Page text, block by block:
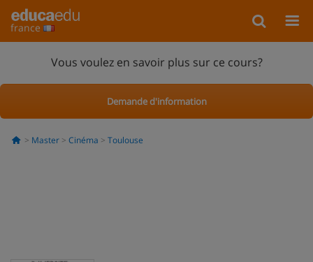
france
Vous voulez en savoir plus sur ce cours?
Demande d'information
Master Cinéma Toulouse